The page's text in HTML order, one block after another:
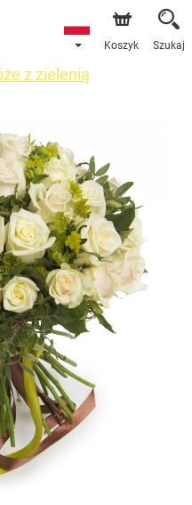
Koszyk Szukaj
z zielenią